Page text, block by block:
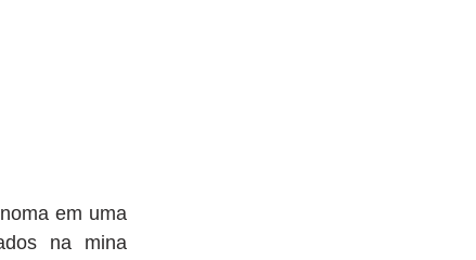
em uma
na mina